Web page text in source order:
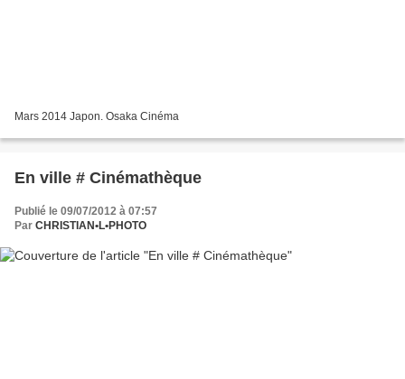
Mars 2014 Japon. Osaka Cinéma
En ville # Cinémathèque
Publié le 09/07/2012 à 07:57
Par CHRISTIAN•L•PHOTO